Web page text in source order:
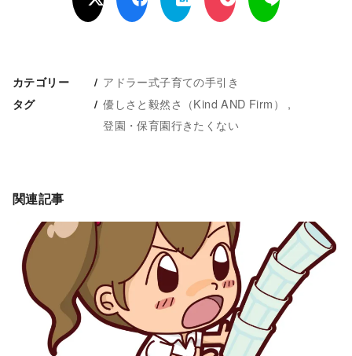
カテゴリー アドラー式子育ての手引き
タグ
優しさと毅然さ（Kind AND Firm）
登園・保育園行きたくない
関連記事